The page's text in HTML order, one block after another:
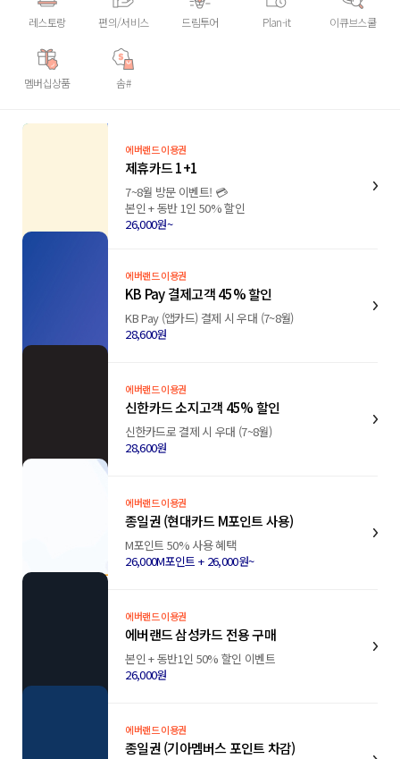
레스토랑 편의/서비스 드림투어 Plan-it 이큐브스쿨
멤버십상품 솜#
에버랜드 이용권
제휴카드 1+1
7~8월 방문 이벤트! 💳
본인 + 동반 1인 50% 할인
26,000원~
에버랜드 이용권
KB Pay 결제고객 45% 할인
KB Pay (앱카드) 결제 시 우대 (7~8월)
28,600원
에버랜드 이용권
신한카드 소지고객 45% 할인
신한카드로 결제 시 우대 (7~8월)
28,600원
에버랜드 이용권
종일권 (현대카드 M포인트 사용)
M포인트 50% 사용 혜택
26,000M포인트 + 26,000원~
에버랜드 이용권
에버랜드 삼성카드 전용 구매
본인 + 동반1인 50% 할인 이벤트
26,000원
에버랜드 이용권
종일권 (기아멤버스 포인트 차감)